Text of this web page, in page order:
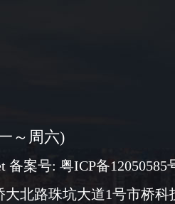
～周六)
备案号: 粤ICP备12050585
大北路珠坑大道1号市桥科